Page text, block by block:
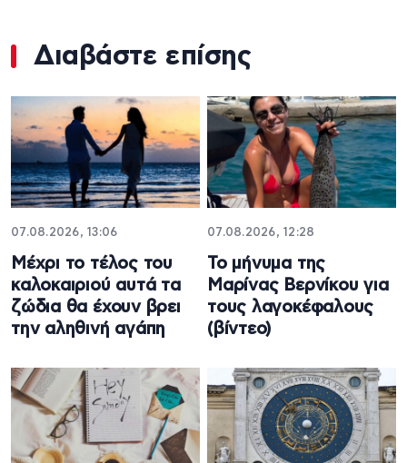
Διαβάστε επίσης
07.08.2026, 13:06
Μέχρι το τέλος του
καλοκαιριού αυτά τα
ζώδια θα έχουν βρει
την αληθινή αγάπη
07.08.2026, 12:28
Το μήνυμα της
Μαρίνας Βερνίκου για
τους λαγοκέφαλους
(βίντεο)